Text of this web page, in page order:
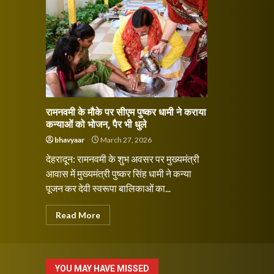
रामनवमी के मौके पर सीएम पुष्कर धामी ने कराया
कन्याओं को भोजन, पैर भी धुले
bhavyaar March 27, 2026
देहरादून: रामनवमी के शुभ अवसर पर मुख्यमंत्री
आवास में मुख्यमंत्री पुष्कर सिंह धामी ने कन्या
पूजन कर देवी स्वरूपा बालिकाओं का...
Read More
YOU MAY HAVE MISSED